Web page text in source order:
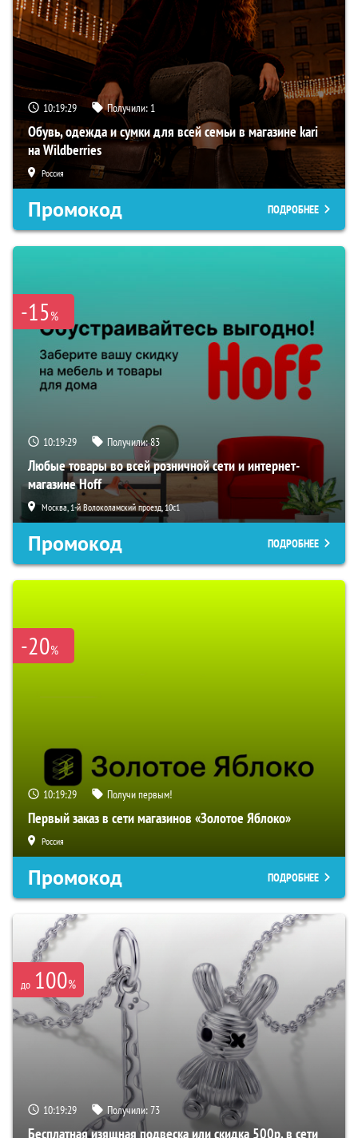
10:19:28 Получили: 1
Обувь, одежда и сумки для всей семьи в магазине kari
на Wildberries
Россия
Промокод ПОДРОБНЕЕ
-15%
10:19:28 Получили:83
Любые товары во всей розничной сети и интернет-
магазине Hoff
Москва, 1-й Волоколамский проезд, 10с1
Промокод ПОДРОБНЕЕ
-20%
10:19:28 Получи первым!
Первый заказ в сети магазинов «Золотое Яблоко»
Россия
Промокод ПОДРОБНЕЕ
до 100%
10:19:28 Получили:73
Бесплатная изящная подвеска или скидка 500р. в сети